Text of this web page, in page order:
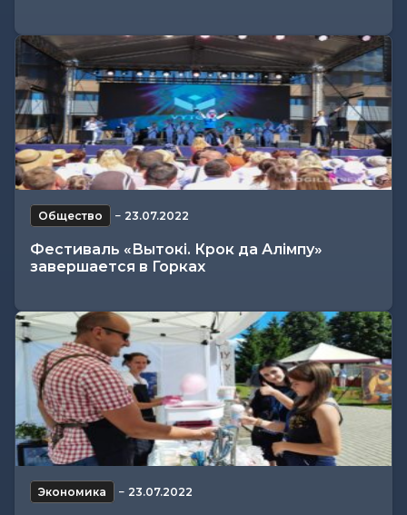
Общество − 23.07.2022
Фестиваль «Вытокi. Крок да Алiмпу»
завершается в Горках
Экономика − 23.07.2022